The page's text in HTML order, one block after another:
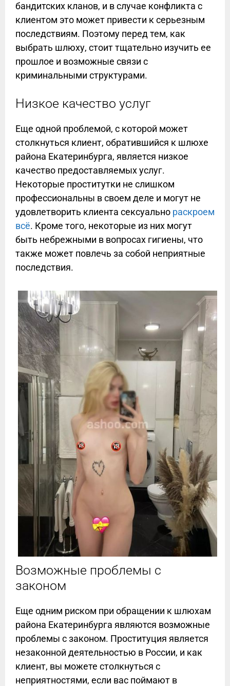
бандитских кланов, и в случае конфликта с
клиентом это может привести к серьезным
последствиям. Поэтому перед тем, как
выбрать шлюху, стоит тщательно изучить ее
прошлое и возможные связи с
криминальными структурами.
Низкое качество услуг
Еще одной проблемой, с которой может
столкнуться клиент, обратившийся к шлюхе
района Екатеринбурга, является низкое
качество предоставляемых услуг.
Некоторые проститутки не слишком
профессиональны в своем деле и могут не
удовлетворить клиента сексуально раскроем
всё. Кроме того, некоторые из них могут
быть небрежными в вопросах гигиены, что
также может повлечь за собой неприятные
последствия.
Возможные проблемы с
законом
Еще одним риском при обращении к шлюхам
района Екатеринбурга являются возможные
проблемы с законом. Проституция является
незаконной деятельностью в России, и как
клиент, вы можете столкнуться с
неприятностями, если вас поймают в